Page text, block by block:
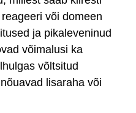
või domeen
ja pikaleveninud
võimalusi ka
võltsitud
lisaraha või